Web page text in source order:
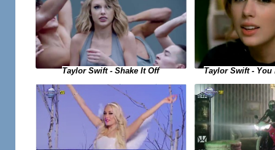
Taylor Swift - Shake It Off Taylor Swift - You